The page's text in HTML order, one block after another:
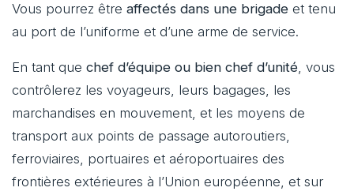
Vous pourrez être affectés dans une brigade et tenu
au port de l’uniforme et d’une arme de service.
En tant que chef d’équipe ou bien chef d’unité , vous
contrôlerez les voyageurs, leurs bagages, les
marchandises en mouvement, et les moyens de
transport aux points de passage autoroutiers,
ferroviaires, portuaires et aéroportuaires des
frontières extérieures à l’Union européenne, et sur